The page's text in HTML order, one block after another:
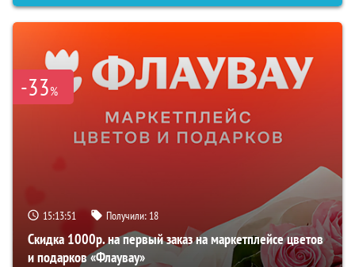
-33%
15:13:50 Получили: 18
Скидка 1000р. на первый заказ на маркетплейсе цветов
и подарков «Флаувау»